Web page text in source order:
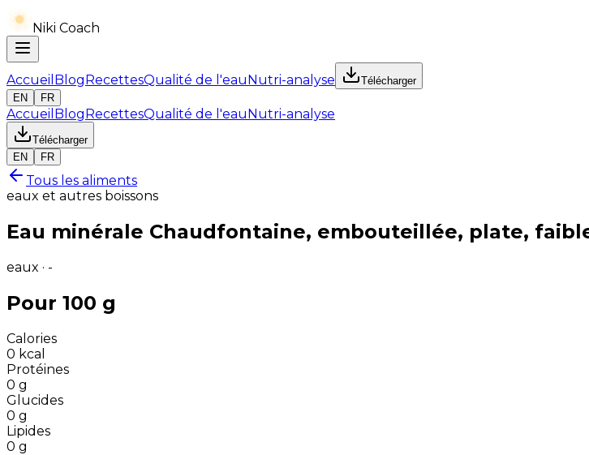
Niki Coach
Accueil BlogRecettesQualité de l'eauNutri-analyse
Télécharger
EN
FR
Accueil BlogRecettesQualité de l'eauNutri-analyse
Télécharger
EN
FR
Tous les aliments
eaux et autres boissons
Eau minérale Chaudfontaine, embouteillée, plate,
eaux · -
Pour 100 g
Calories
0 kcal
Protéines
0 g
Glucides
0 g
Lipides
0 g